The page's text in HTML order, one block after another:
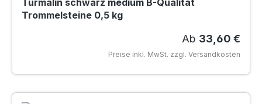
Turmalin schwarz medium B-Qualität
Trommelsteine 0,5 kg
Regulärer
Ab 33,60 €
Preise inkl. MwSt. zzgl. Versandkosten